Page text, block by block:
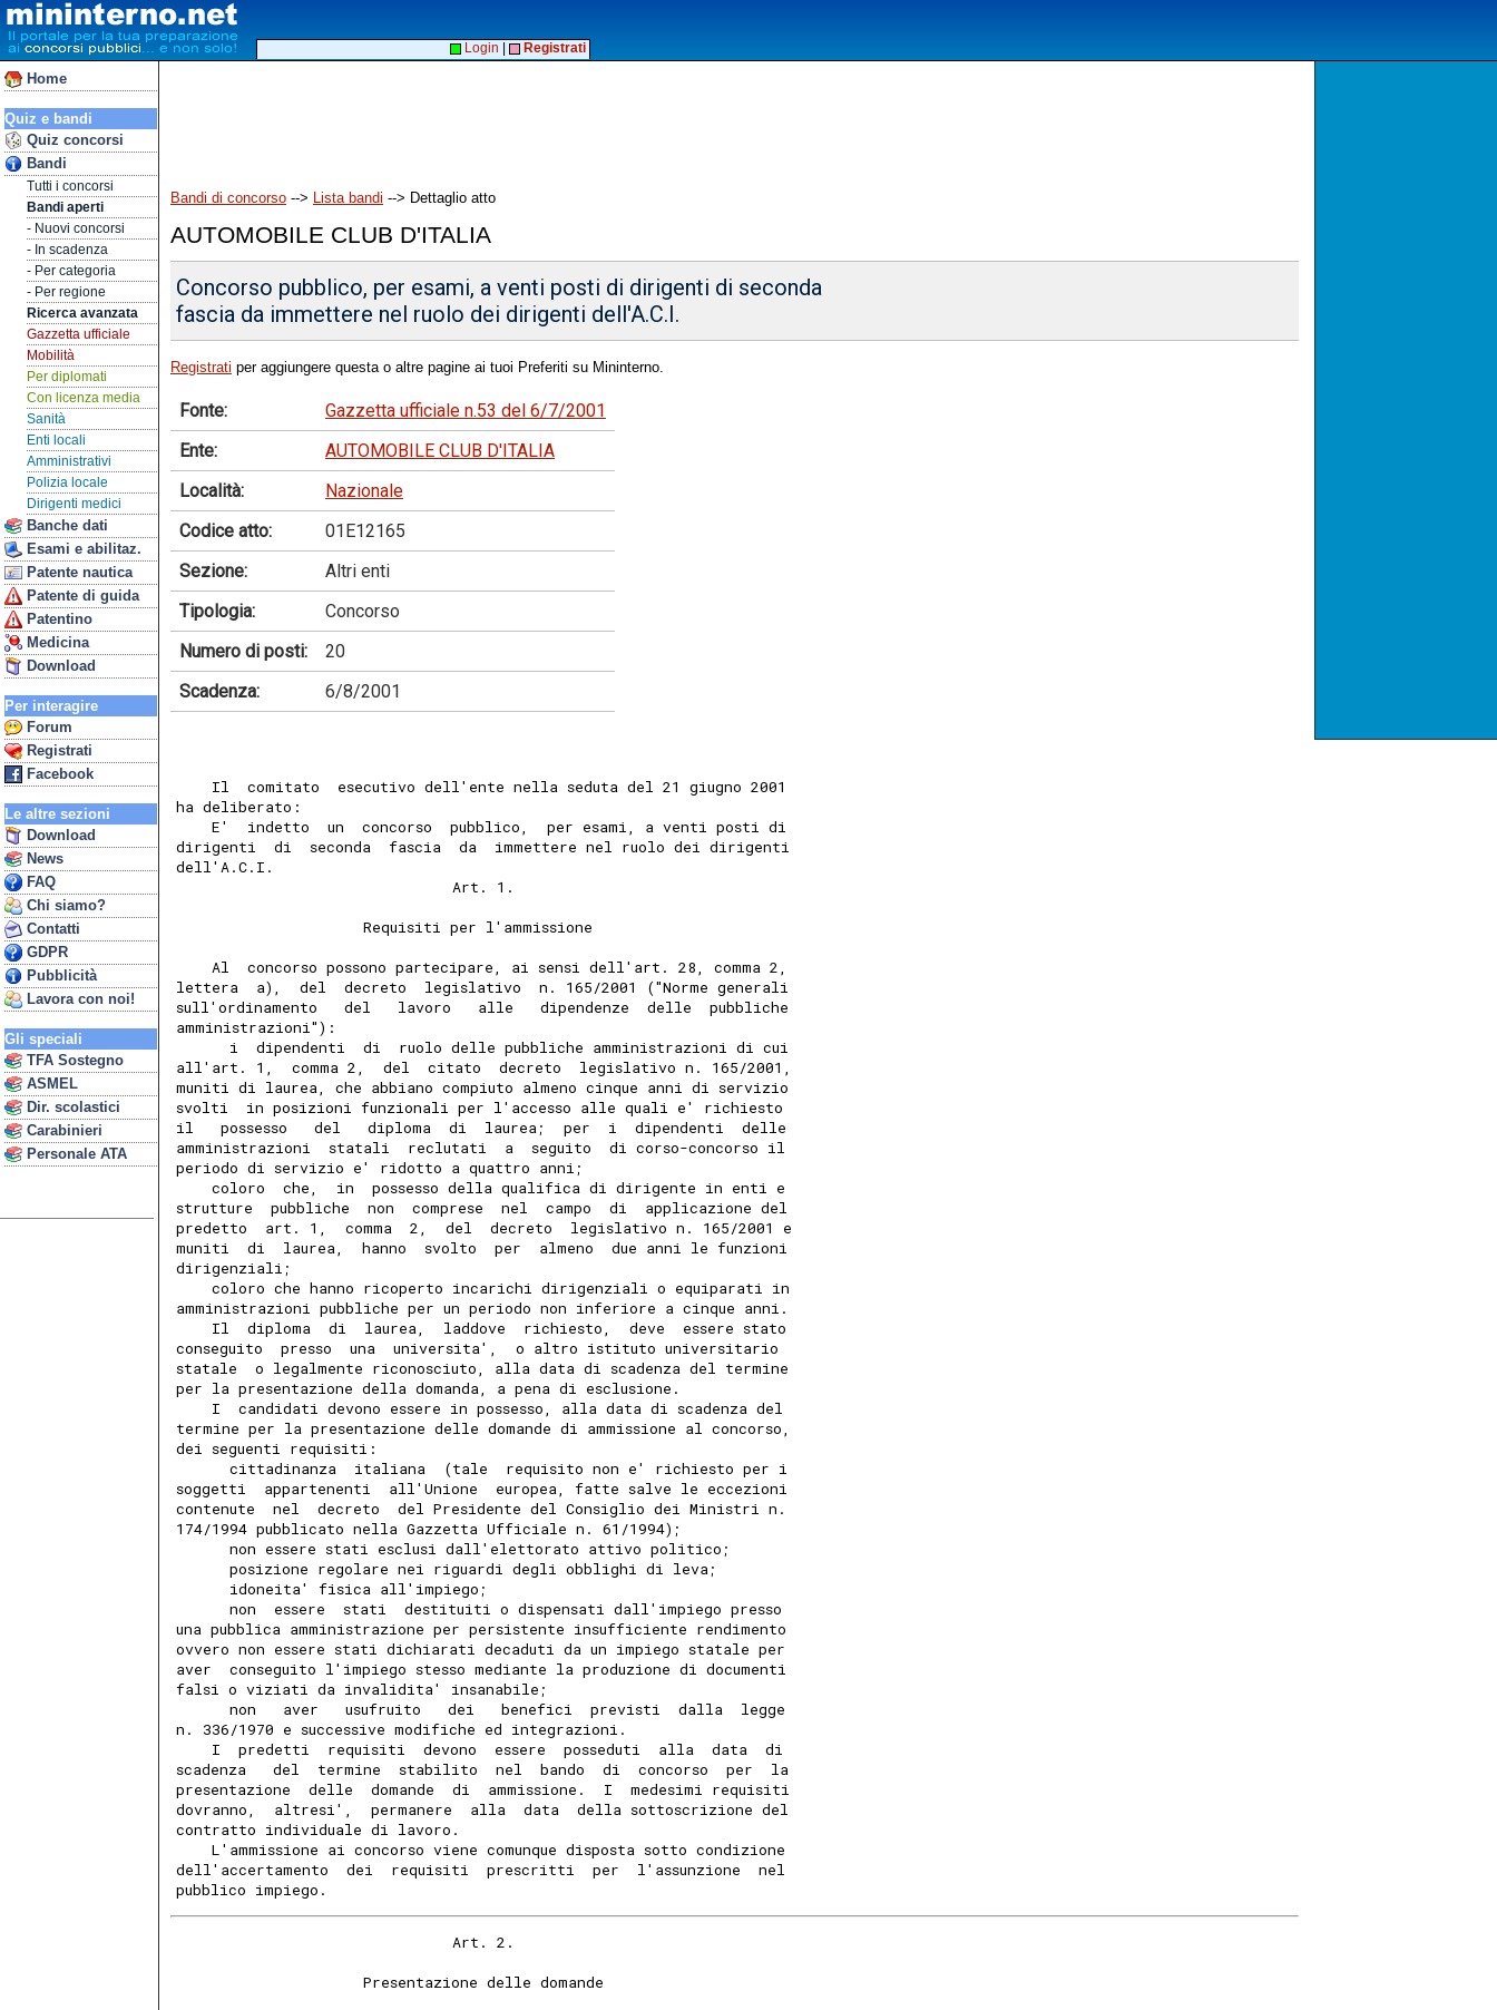
Home
Quiz e bandi
Quiz concorsi
Bandi
Tutti i concorsi
Bandi aperti
- Nuovi concorsi
- In scadenza
- Per categoria
- Per regione
Ricerca avanzata
Gazzetta ufficiale
Mobilità
Per diplomati
Con licenza media
Sanità
Enti locali
Amministrativi
Polizia locale
Dirigenti medici
Banche dati
Esami e abilitaz.
Patente nautica
Patente di guida
Patentino
Medicina
Download
Per interagire
Forum
Registrati
Facebook
Le altre sezioni
Download
News
FAQ
Chi siamo?
Contatti
GDPR
Pubblicità
Lavora con noi!
Gli speciali
TFA Sostegno
ASMEL
Dir. scolastici
Carabinieri
Personale ATA
Login Registrati
Bandi di concorso --> Lista bandi --> Dettaglio atto
AUTOMOBILE CLUB D'ITALIA
Concorso pubblico, per esami, a venti posti di dirigenti di seconda
fascia da immettere nel ruolo dei dirigenti dell'A.C.I.
Registrati per aggiungere questa o altre pagine ai tuoi Preferiti su Mininterno.
Fonte:
Gazzetta ufficiale n.53 del 6/7/2001
Ente:
AUTOMOBILE CLUB D'ITALIA
Località:
Nazionale
Codice atto:
01E12165
Sezione:
Altri enti
Tipologia:
Concorso
Numero di posti:
20
Scadenza:
6/8/2001
    Il  comitato  esecutivo dell'ente nella seduta del 21 giugno 2001
ha deliberato:
    E'  indetto  un  concorso  pubblico,  per esami, a venti posti di
dirigenti  di  seconda  fascia  da  immettere nel ruolo dei dirigenti
dell'A.C.I.
                               Art. 1.
                     Requisiti per l'ammissione
    Al  concorso possono partecipare, ai sensi dell'art. 28, comma 2,
lettera  a),  del  decreto  legislativo  n. 165/2001 ("Norme generali
sull'ordinamento   del   lavoro   alle   dipendenze  delle  pubbliche
amministrazioni"):
      i  dipendenti  di  ruolo delle pubbliche amministrazioni di cui
all'art. 1,  comma 2,  del  citato  decreto  legislativo n. 165/2001,
muniti di laurea, che abbiano compiuto almeno cinque anni di servizio
svolti  in posizioni funzionali per l'accesso alle quali e' richiesto
il   possesso   del   diploma  di  laurea;  per  i  dipendenti  delle
amministrazioni  statali  reclutati  a  seguito  di corso-concorso il
periodo di servizio e' ridotto a quattro anni;
    coloro  che,  in  possesso della qualifica di dirigente in enti e
strutture  pubbliche  non  comprese  nel  campo  di  applicazione del
predetto  art. 1,  comma  2,  del  decreto  legislativo n. 165/2001 e
muniti  di  laurea,  hanno  svolto  per  almeno  due anni le funzioni
dirigenziali;
    coloro che hanno ricoperto incarichi dirigenziali o equiparati in
amministrazioni pubbliche per un periodo non inferiore a cinque anni.
    Il  diploma  di  laurea,  laddove  richiesto,  deve  essere stato
conseguito  presso  una  universita',  o altro istituto universitario
statale  o legalmente riconosciuto, alla data di scadenza del termine
per la presentazione della domanda, a pena di esclusione.
    I  candidati devono essere in possesso, alla data di scadenza del
termine per la presentazione delle domande di ammissione al concorso,
dei seguenti requisiti:
      cittadinanza  italiana  (tale  requisito non e' richiesto per i
soggetti  appartenenti  all'Unione  europea, fatte salve le eccezioni
contenute  nel  decreto  del Presidente del Consiglio dei Ministri n.
174/1994 pubblicato nella Gazzetta Ufficiale n. 61/1994);
      non essere stati esclusi dall'elettorato attivo politico;
      posizione regolare nei riguardi degli obblighi di leva;
      idoneita' fisica all'impiego;
      non  essere  stati  destituiti o dispensati dall'impiego presso
una pubblica amministrazione per persistente insufficiente rendimento
ovvero non essere stati dichiarati decaduti da un impiego statale per
aver  conseguito l'impiego stesso mediante la produzione di documenti
falsi o viziati da invalidita' insanabile;
      non   aver   usufruito   dei   benefici  previsti  dalla  legge
n. 336/1970 e successive modifiche ed integrazioni.
    I  predetti  requisiti  devono  essere  posseduti  alla  data  di
scadenza   del  termine  stabilito  nel  bando  di  concorso  per  la
presentazione  delle  domande  di  ammissione.  I  medesimi requisiti
dovranno,  altresi',  permanere  alla  data  della sottoscrizione del
contratto individuale di lavoro.
    L'ammissione ai concorso viene comunque disposta sotto condizione
dell'accertamento  dei  requisiti  prescritti  per  l'assunzione  nel
pubblico impiego.
                               Art. 2.
                     Presentazione delle domande